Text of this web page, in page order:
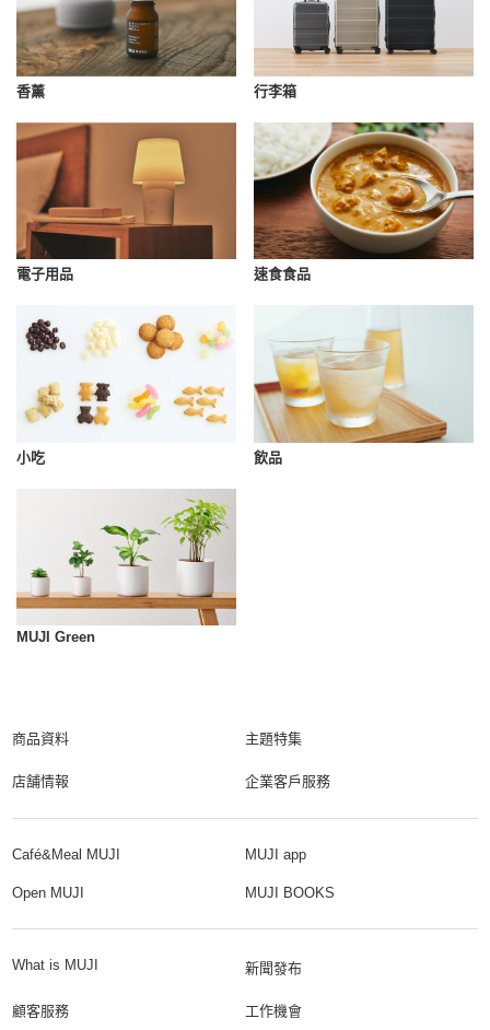
香薰 行李箱
電子用品 速食食品
小吃 飲品
MUJI Green
商品資料 主題特集
店舗情報 企業客戶服務
Café&Meal MUJI MUJI app
Open MUJI MUJI BOOKS
What is MUJI 新聞發布
顧客服務 工作機會